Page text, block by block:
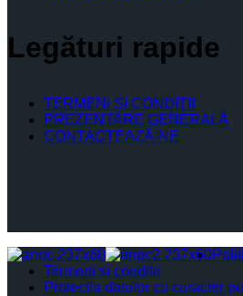
Legături rapide
TERMENI ŞI CONDIŢII
PREZENTARE GENERALĂ
CONTACTEAZĂ-NE
Termeni și condiții
Protectia datelor cu caracter